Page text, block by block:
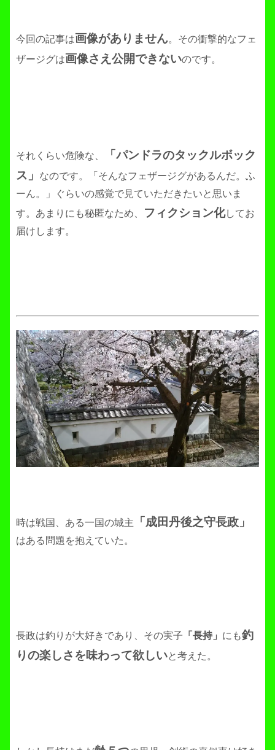
今回の記事は画像がありません。その衝撃的なフェ
ザージグは画像さえ公開できないのです。
それくらい危険な、
「パンドラのタックルボック
ス」
なのです。「そんなフェザージグがあるんだ。ふ
ーん。」ぐらいの感覚で見ていただきたいと思いま
す。あまりにも秘匿なため、
フィクション化してお
届けします。
時は戦国、ある一国の城主 「成田丹後之守長政」
はある問題を抱えていた。
長政は釣りが大好きであり、その実子 「長持」 にも釣
りの楽しさを味わって欲しいと考えた。